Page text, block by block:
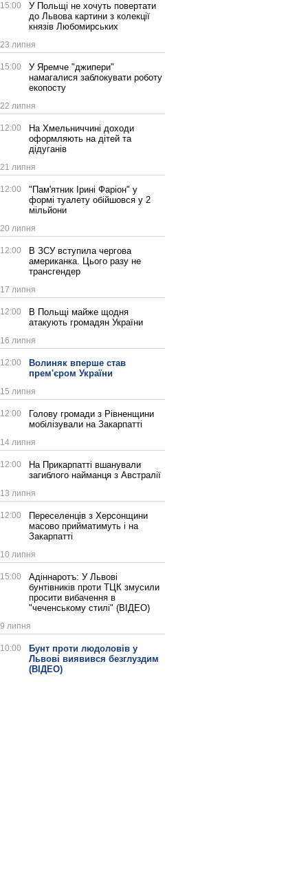
15:00
У Польщі не хочуть повертати
до Львова картини з колекції
князів Любомирських
23 липня
15:00
У Яремче "джипери"
намагалися заблокувати роботу
екопосту
22 липня
12:00
На Хмельниччині доходи
оформляють на дітей та
дідуганів
21 липня
12:00
"Пам'ятник Ірині Фаріон" у
формі туалету обійшовся у 2
мільйони
20 липня
12:00
В ЗСУ вступила чергова
американка. Цього разу не
трансгендер
17 липня
12:00
В Польщі майже щодня
атакують громадян України
16 липня
12:00
Волиняк вперше став
прем'єром України
15 липня
12:00
Голову громади з Рівненщини
мобілізували на Закарпатті
14 липня
12:00
На Прикарпатті вшанували
загиблого найманця з Австралії
13 липня
12:00
Переселенців з Херсонщини
масово прийматимуть і на
Закарпатті
10 липня
15:00
Адіннаротъ: У Львові
бунтівників проти ТЦК змусили
просити вибачення в
"чеченському стилі" (ВІДЕО)
9 липня
10:00
Бунт проти людоловів у
Львові виявився безглуздим
(ВІДЕО)